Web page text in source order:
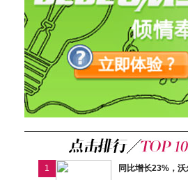
1
同比增长23%，沃